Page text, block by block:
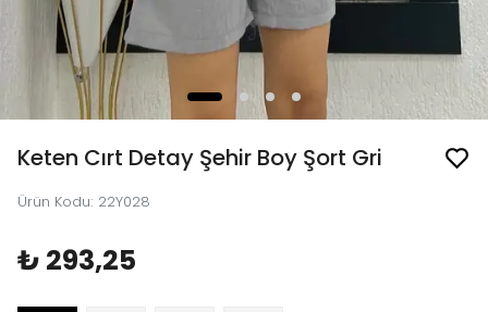
Keten Cırt Detay Şehir Boy Şort Gri
Ürün Kodu: 22Y028
₺ 293,25